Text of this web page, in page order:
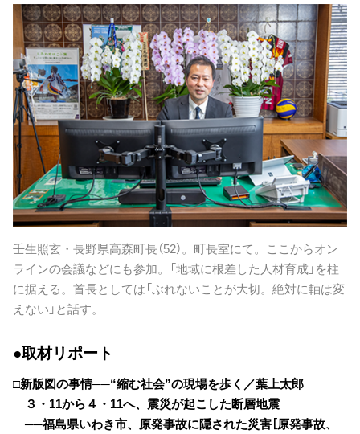
壬生照玄・長野県高森町長（52）。町長室にて。ここからオン
ラインの会議などにも参加。「地域に根差した人材育成」を柱
に据える。首長としては「ぶれないことが大切。絶対に軸は変
えない」と話す。
●取材リポート
□新版図の事情──“縮む社会”の現場を歩く／葉上太郎
３・11から４・11へ、震災が起こした断層地震
──福島県いわき市、原発事故に隠された災害［原発事故、